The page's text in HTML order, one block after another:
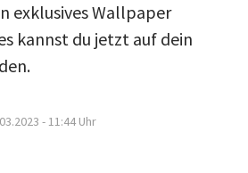
exklusives Wallpaper
kannst du jetzt auf dein
- 11:44 Uhr